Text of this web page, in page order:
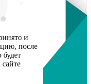
и
после
будет